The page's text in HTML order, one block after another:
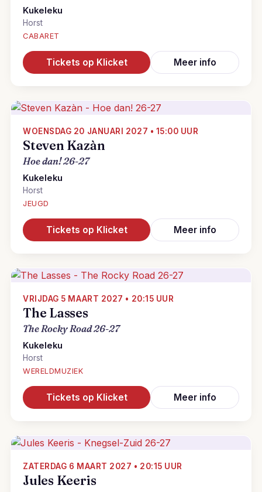
Kukeleku
Horst
CABARET
Tickets op Klicket Meer info
WOENSDAG 20 JANUARI 2027 • 15:00 UUR
Steven Kazàn
Hoe dan! 26-27
Kukeleku
Horst
JEUGD
Tickets op Klicket Meer info
VRIJDAG 5 MAART 2027 • 20:15 UUR
The Lasses
The Rocky Road 26-27
Kukeleku
Horst
WERELDMUZIEK
Tickets op Klicket Meer info
ZATERDAG 6 MAART 2027 • 20:15 UUR
Jules Keeris